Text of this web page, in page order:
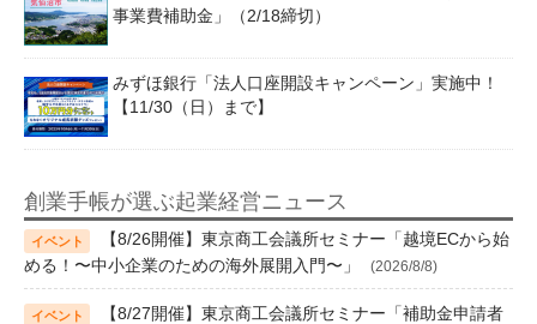
事業費補助金」（2/18締切）
みずほ銀行「法人口座開設キャンペーン」実施中！
【11/30（日）まで】
創業手帳が選ぶ起業経営ニュース
【8/26開催】東京商工会議所セミナー「越境ECから始
める！〜中小企業のための海外展開入門〜」
(2026/8/8)
【8/27開催】東京商工会議所セミナー「補助金申請者